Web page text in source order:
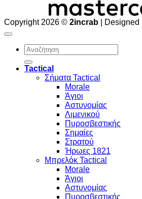
Copyright 2026 © 2incrab | Designed
Αναζήτηση
για:
Tactical
Σήματα Tactical
Morale
Άγιοι
Αστυνομίας
Λιμενικού
Πυροσβεστικής
Σημαίες
Στρατού
Ήρωες 1821
Μπρελόκ Tactical
Morale
Άγιοι
Αστυνομίας
Πυροσβεστικής